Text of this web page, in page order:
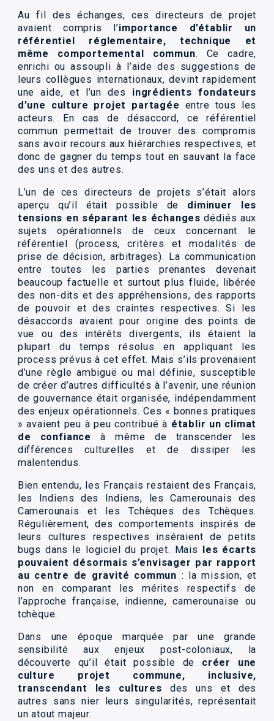
Au fil des échanges, ces directeurs de projet
avaient compris l’importance d’établir un
référentiel réglementaire, technique et
même comportemental commun. Ce cadre,
enrichi ou assoupli à l’aide des suggestions de
leurs collègues internationaux, devint rapidement
une aide, et l’un des ingrédients fondateurs
d’une culture projet partagée entre tous les
acteurs. En cas de désaccord, ce référentiel
commun permettait de trouver des compromis
sans avoir recours aux hiérarchies respectives, et
donc de gagner du temps tout en sauvant la face
des uns et des autres.
L’un de ces directeurs de projets s’était alors
aperçu qu’il était possible de diminuer les
tensions en séparant les échanges dédiés aux
sujets opérationnels de ceux concernant le
référentiel (process, critères et modalités de
prise de décision, arbitrages). La communication
entre toutes les parties prenantes devenait
beaucoup factuelle et surtout plus fluide, libérée
des non-dits et des appréhensions, des rapports
de pouvoir et des craintes respectives. Si les
désaccords avaient pour origine des points de
vue ou des intérêts divergents, ils étaient la
plupart du temps résolus en appliquant les
process prévus à cet effet. Mais s’ils provenaient
d’une règle ambiguë ou mal définie, susceptible
de créer d’autres difficultés à l’avenir, une réunion
de gouvernance était organisée, indépendamment
des enjeux opérationnels. Ces « bonnes pratiques
» avaient peu à peu contribué à établir un climat
de confiance
à même de transcender les
différences culturelles et de dissiper les
malentendus.
Bien entendu, les Français restaient des Français,
les Indiens des Indiens, les Camerounais des
Camerounais et les Tchèques des Tchèques.
Régulièrement, des comportements inspirés de
leurs cultures respectives inséraient de petits
bugs dans le logiciel du projet. Mais
les écarts
pouvaient désormais s’envisager par rapport
au centre de gravité commun : la mission, et
non en comparant les mérites respectifs de
l’approche française, indienne, camerounaise ou
tchèque.
Dans une époque marquée par une grande
sensibilité aux enjeux post-coloniaux, la
découverte qu’il était possible de créer une
culture projet commune, inclusive,
transcendant les cultures des uns et des
autres sans nier leurs singularités, représentait
un atout majeur.